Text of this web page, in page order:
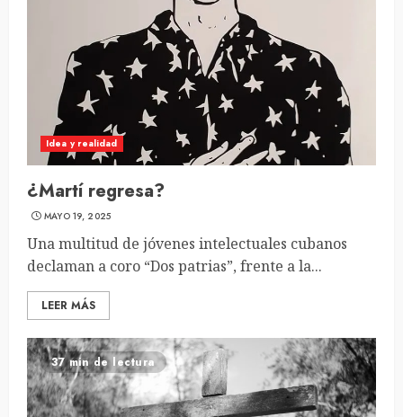
Idea y realidad
¿Martí regresa?
MAYO 19, 2025
Una multitud de jóvenes intelectuales cubanos
declaman a coro “Dos patrias”, frente a la...
LEER MÁS
37 min de lectura